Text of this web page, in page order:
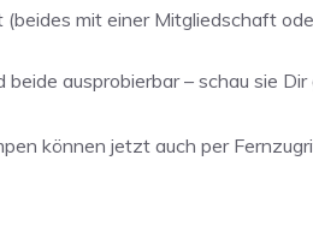
mit einer Mitgliedschaft
ausprobierbar – schau sie Dir
können jetzt auch per